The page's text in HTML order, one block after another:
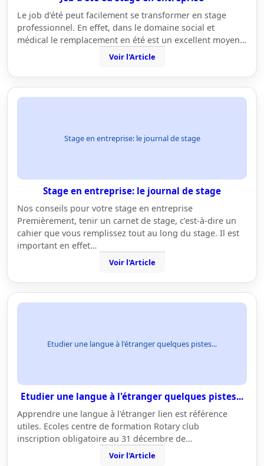
Le job d’été peut facilement se transformer en stage
professionnel. En effet, dans le domaine social et
médical le remplacement en été est un excellent moyen…
Voir l'Article
Stage en entreprise: le journal de stage
Stage en entreprise: le journal de stage
Nos conseils pour votre stage en entreprise
Premièrement, tenir un carnet de stage, c’est-à-dire un
cahier que vous remplissez tout au long du stage. Il est
important en effet…
Voir l'Article
Etudier une langue à l'étranger quelques pistes...
Etudier une langue à l'étranger quelques pistes...
Apprendre une langue à l'étranger lien est référence
utiles. Ecoles centre de formation Rotary club
inscription obligatoire au 31 décembre de…
Voir l'Article